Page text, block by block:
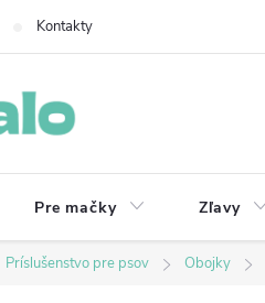
Kontakty
Pre mačky Zľavy
Príslušenstvo pre psov Obojky